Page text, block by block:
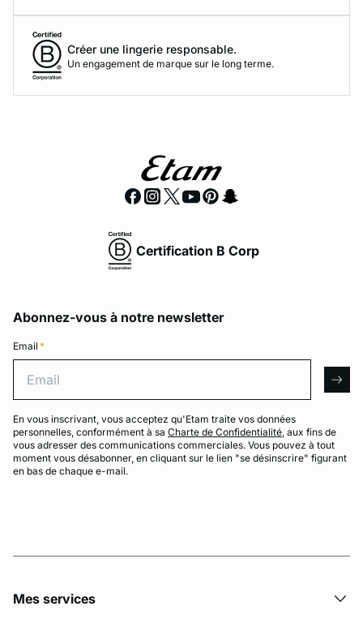
Créer une lingerie responsable.
Un engagement de marque sur le long terme.
Certification B Corp
Abonnez-vous à notre newsletter
Email *
En vous inscrivant, vous acceptez qu'Etam traite vos données
personnelles, conformément à sa Charte de Confidentialité, aux fins de
vous adresser des communications commerciales. Vous pouvez à tout
moment vous désabonner, en cliquant sur le lien "se désinscrire" figurant
en bas de chaque e-mail.
Mes services